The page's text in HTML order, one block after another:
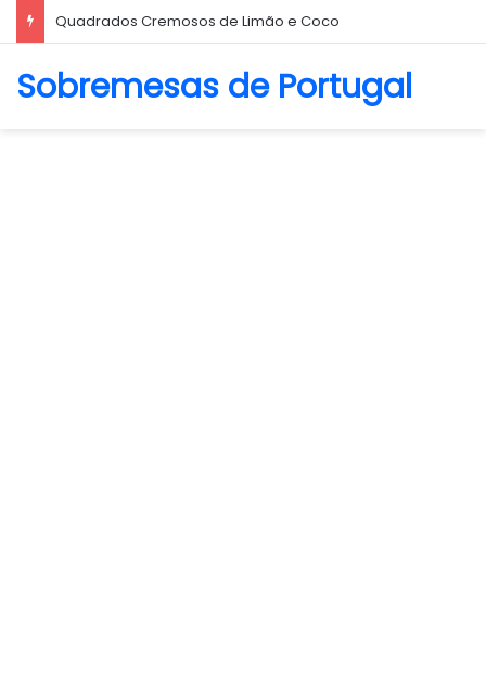
Biscoito Amanteigado
Sobremesas de Portugal